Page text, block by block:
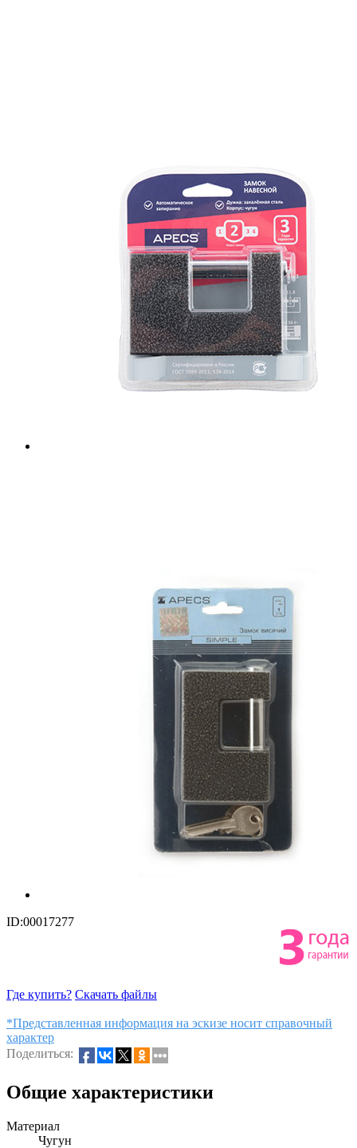
ID:00017277
Где купить? Скачать файлы
*Представленная информация на эскизе носит справочный
характер
Поделиться:
Общие характеристики
Материал
Чугун